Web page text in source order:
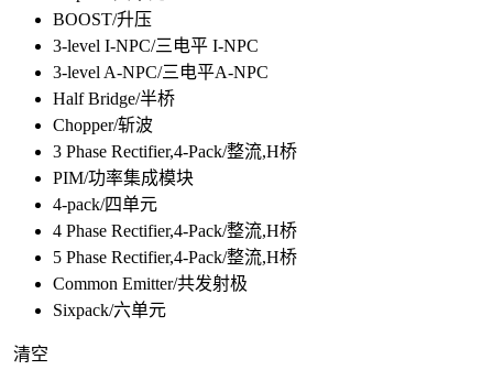
BOOST/升压
3-level I-NPC/三电平 I-NPC
3-level A-NPC/三电平A-NPC
Half Bridge/半桥
Chopper/斩波
3 Phase Rectifier,4-Pack/整流,H桥
PIM/功率集成模块
4-pack/四单元
4 Phase Rectifier,4-Pack/整流,H桥
5 Phase Rectifier,4-Pack/整流,H桥
Common Emitter/共发射极
Sixpack/六单元
清空